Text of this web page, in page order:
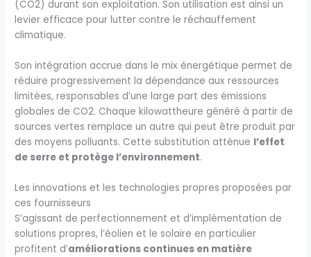
(CO2) durant son exploitation. Son utilisation est ainsi un
levier efficace pour lutter contre le réchauffement
climatique.
Son intégration accrue dans le mix énergétique permet de
réduire progressivement la dépendance aux ressources
limitées, responsables d’une large part des émissions
globales de CO2. Chaque kilowattheure généré à partir de
sources vertes remplace un autre qui peut être produit par
des moyens polluants. Cette substitution atténue l’effet
de serre et protège l’environnement.
Les innovations et les technologies propres proposées par
ces fournisseurs
S’agissant de perfectionnement et d’implémentation de
solutions propres, l’éolien et le solaire en particulier
profitent d’améliorations continues en matière